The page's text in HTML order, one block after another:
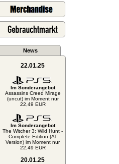
News
22.01.25
Im Sonderangebot
Assassins Creed Mirage
(uncut) im Moment nur
22,49 EUR
Im Sonderangebot
The Witcher 3: Wild Hunt -
Complete Edition (AT
Version) im Moment nur
22,49 EUR
20.01.25